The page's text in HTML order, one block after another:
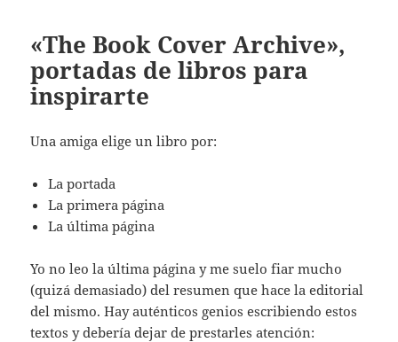
«The Book Cover Archive»,
portadas de libros para
inspirarte
Una amiga elige un libro por:
La portada
La primera página
La última página
Yo no leo la última página y me suelo fiar mucho
(quizá demasiado) del resumen que hace la editorial
del mismo. Hay auténticos genios escribiendo estos
textos y debería dejar de prestarles atención: